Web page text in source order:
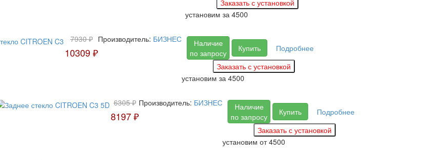
установим за 4500
7930 ₽
10309 ₽
Производитель: БИЗНЕС
Наличие
по запросу
Купить Подробнее
установим за 4500
6305 ₽
8197 ₽
Производитель: БИЗНЕС
Наличие
по запросу
Купить Подробнее
установим от 4500